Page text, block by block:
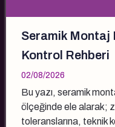
Seramik Montaj
Kontrol Rehberi
02/08/2026
Bu yazı, seramik
ölçeğinde ele alarak;
toleranslarına, teknik